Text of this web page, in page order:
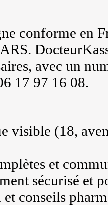
conforme en
avec un
17 97 16 08.
visible (18,
et
sécurisé et
conseils